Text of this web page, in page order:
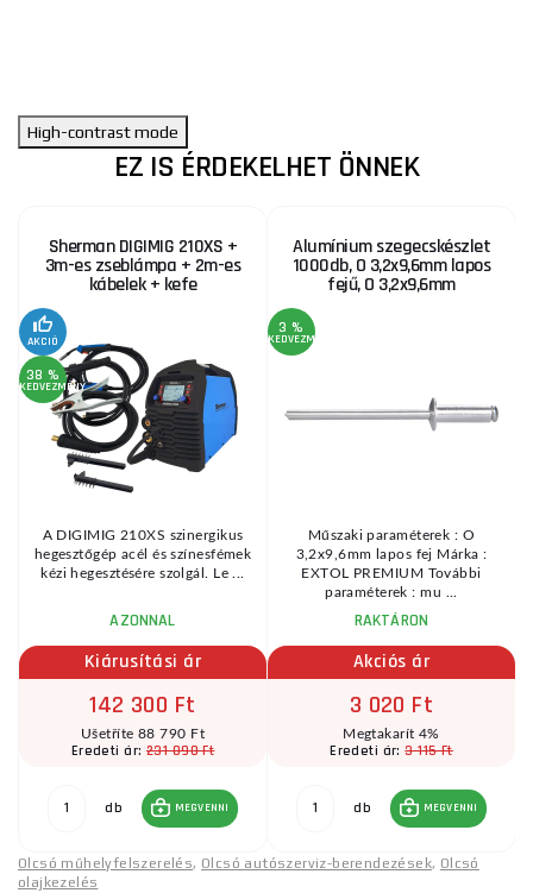
High-contrast mode
EZ IS ÉRDEKELHET ÖNNEK
Sherman DIGIMIG 210XS +
3m-es zseblámpa + 2m-es
kábelek + kefe
AKCIÓ
38 %
KEDVEZMÉNY
A DIGIMIG 210XS szinergikus
hegesztőgép acél és színesfémek
kézi hegesztésére szolgál. Le ...
AZONNAL
Kiárusítási ár
142 300 Ft
Ušetříte 88 790 Ft
Eredeti ár: 231 090 Ft
db MEGVENNI
Alumínium szegecskészlet
1000db, O 3,2x9,6mm lapos
fejű, O 3,2x9,6mm
3 %
KEDVEZMÉNY
Műszaki paraméterek : O
3,2x9,6mm lapos fej Márka :
EXTOL PREMIUM További
paraméterek : mu ...
RAKTÁRON
Akciós ár
3 020 Ft
Megtakarít 4%
Eredeti ár:3 115 Ft
db MEGVENNI
Olcsó műhelyfelszerelés, Olcsó autószerviz-berendezések, Olcsó
olajkezelés